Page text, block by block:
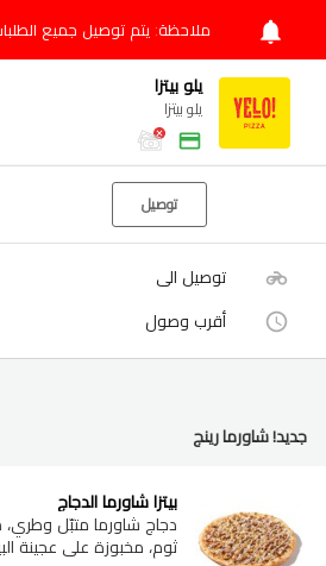
ملاحظة: يتم توصيل جميع
يلو بيتزا
يلو بيتزا
توصيل
توصيل الى
أقرب وصول
جديد! شاورما رينج
بيتزا شاورما الدجاج
دجاج شاورما متبّل
ثوم، مخبوزة على عجينة